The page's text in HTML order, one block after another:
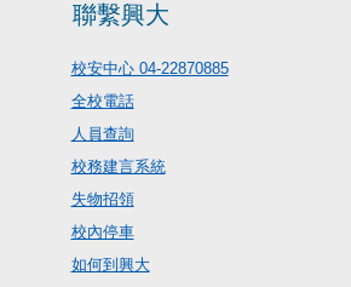
聯繫興大
校安中心 04-22870885
全校電話
人員查詢
校務建言系統
失物招領
校內停車
如何到興大